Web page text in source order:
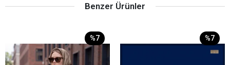
Benzer Ürünler
%7 %7